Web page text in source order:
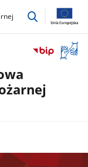
przejdź
okno